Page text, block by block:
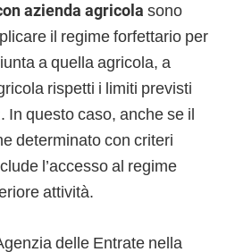
azienda agricola sono
il regime forfettario per
a quella agricola, a
rispetti i limiti previsti
In questo caso, anche se il
determinato con criteri
l’accesso al regime
attività.
delle Entrate nella